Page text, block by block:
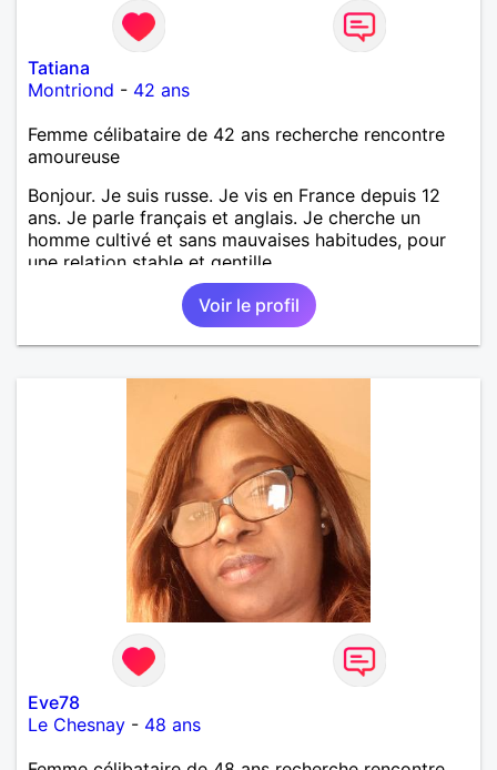
Tatiana
Montriond - 42 ans
Femme célibataire de 42 ans recherche rencontre
amoureuse
Bonjour. Je suis russe. Je vis en France depuis 12
ans. Je parle français et anglais. Je cherche un
homme cultivé et sans mauvaises habitudes, pour
une relation stable et gentille.
Voir le profil
Eve78
Le Chesnay - 48 ans